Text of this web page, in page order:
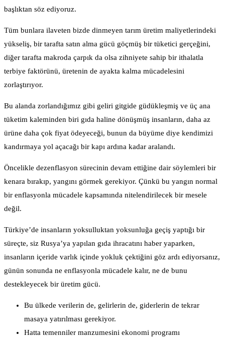
başlıktan söz ediyoruz.
Tüm bunlara ilaveten bizde dinmeyen tarım üretim maliyetlerindeki
yükseliş, bir tarafta satın alma gücü göçmüş bir tüketici gerçeğini,
diğer tarafta makroda çarpık da olsa zihniyete sahip bir ithalatla
terbiye faktörünü, üretenin de ayakta kalma mücadelesini
zorlaştırıyor.
Bu alanda zorlandığımız gibi geliri gitgide güdükleşmiş ve üç ana
tüketim kaleminden biri gıda haline dönüşmüş insanların, daha az
ürüne daha çok fiyat ödeyeceği, bunun da büyüme diye kendimizi
kandırmaya yol açacağı bir kapı ardına kadar aralandı.
Öncelikle dezenflasyon sürecinin devam ettiğine dair söylemleri bir
kenara bırakıp, yangını görmek gerekiyor. Çünkü bu yangın normal
bir enflasyonla mücadele kapsamında nitelendirilecek bir mesele
değil.
Türkiye’de insanların yoksulluktan yoksunluğa geçiş yaptığı bir
süreçte, siz Rusya’ya yapılan gıda ihracatını haber yaparken,
insanların içeride varlık içinde yokluk çektiğini göz ardı ediyorsanız,
günün sonunda ne enflasyonla mücadele kalır, ne de bunu
destekleyecek bir üretim gücü.
Bu ülkede verilerin de, gelirlerin de, giderlerin de tekrar
masaya yatırılması gerekiyor.
Hatta temenniler manzumesini ekonomi programı